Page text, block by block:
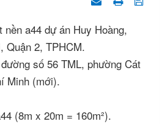
a44 dự án Huy Hoàng,
Quận 2, TPHCM.
số 56 TML, phường Cát
Minh (mới).
(8m x 20m = 160m²).